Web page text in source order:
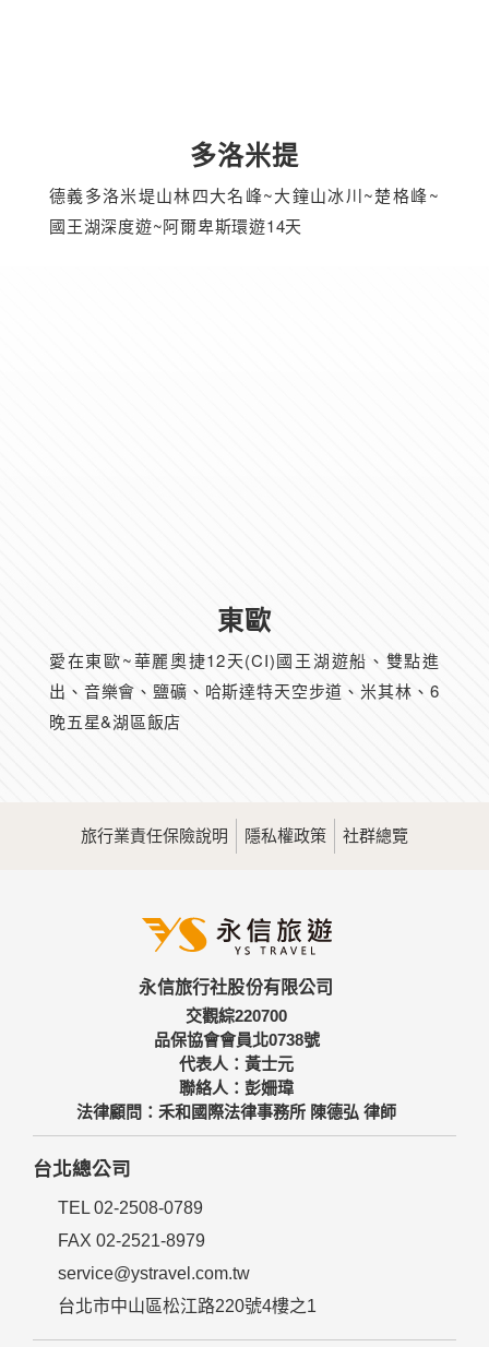
多洛米提
德義多洛米堤山林四大名峰~大鐘山冰川~楚格峰~
國王湖深度遊~阿爾卑斯環遊14天
東歐
愛在東歐~華麗奧捷12天(CI)國王湖遊船、雙點進
出、音樂會、鹽礦、哈斯達特天空步道、米其林、6
晚五星&湖區飯店
旅行業責任保險說明 隱私權政策 社群總覽
永信旅行社股份有限公司
交觀綜220700
品保協會會員北0738號
代表人：黃士元
聯絡人：彭姍瑋
法律顧問：禾和國際法律事務所 陳德弘 律師
台北總公司
TEL 02-2508-0789
FAX 02-2521-8979
service@ystravel.com.tw
台北市中山區松江路220號4樓之1